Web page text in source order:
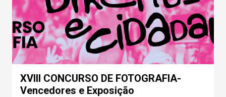
XVIII CONCURSO DE FOTOGRAFIA-
Vencedores e Exposição